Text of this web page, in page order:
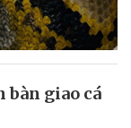
bàn giao cá